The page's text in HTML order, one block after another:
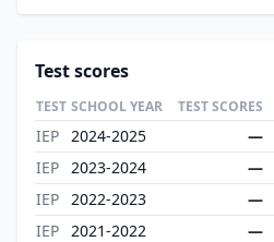
Test scores
TEST SCHOOL YEAR TEST SCORES
IEP 2024-2025 —
IEP 2023-2024 —
IEP 2022-2023 —
IEP 2021-2022 —